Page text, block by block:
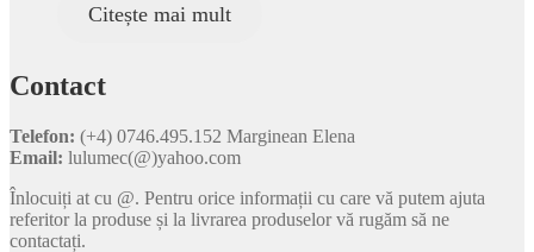
Citește mai mult
Contact
Telefon: (+4) 0746.495.152 Marginean Elena
Email: lulumec(@)yahoo.com
Înlocuiți at cu @. Pentru orice informații cu care vă putem ajuta
referitor la produse și la livrarea produselor vă rugăm să ne
contactați.